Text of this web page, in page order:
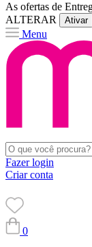
As ofertas de
ALTERAR
Ativar
Menu
Fazer login
Criar conta
0